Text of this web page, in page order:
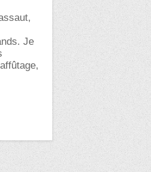
Je